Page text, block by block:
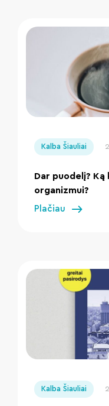
Kalba Šiauliai
Dar puodelį? Ką
organizmui?
Plačiau
Kalba Šiauliai